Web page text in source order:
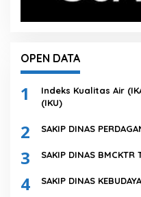
OPEN DATA
1
Indeks Kualitas Air
(IKU)
2 SAKIP DINAS
3 SAKIP DINAS BMCKTR
4 SAKIP DINAS